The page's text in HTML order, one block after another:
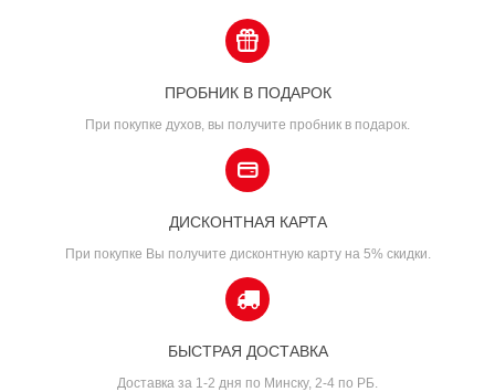
ПРОБНИК В ПОДАРОК
При покупке духов, вы получите пробник в подарок.
ДИСКОНТНАЯ КАРТА
При покупке Вы получите дисконтную карту на 5% скидки.
БЫСТРАЯ ДОСТАВКА
Доставка за 1-2 дня по Минску, 2-4 по РБ.